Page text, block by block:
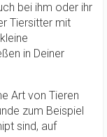
bei ihm oder ihr
Tiersitter mit
in Deiner
Art von Tieren
zum Beispiel
sind, auf